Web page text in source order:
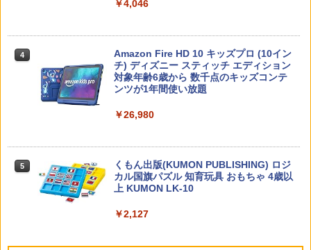
￥1,870
ゼロからわかる！ みるみる図形に強く
￥1,430
￥4,046
4
Amazon Fire HD 10 キッズプロ (10イン
チ) ディズニー スティッチ エディション
対象年齢6歳から 数千点のキッズコンテ
ンツが1年間使い放題
￥26,980
5
くもん出版(KUMON PUBLISHING) ロジ
カル国旗パズル 知育玩具 おもちゃ 4歳以
上 KUMON LK-10
￥2,127